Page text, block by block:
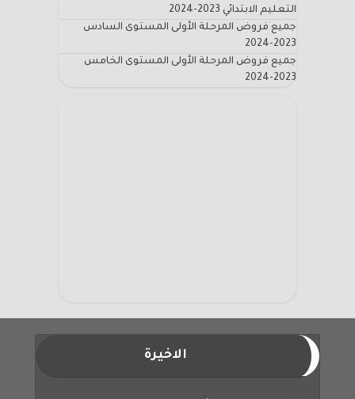
التعليم الابتدائي 2023-2024
جميع فروض المرحلة الأولى المستوى السادس
2023-2024
جميع فروض المرحلة الأولى المستوى الخامس
2023-2024
الاخيرة